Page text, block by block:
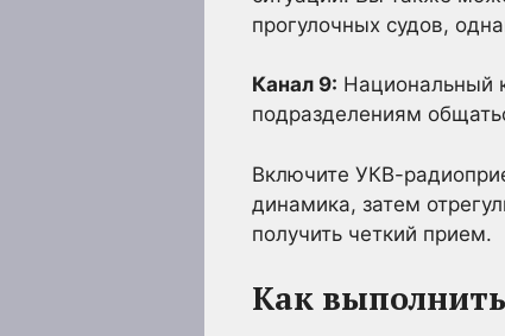
прогулочных судов,
Канал 9: Национальный
подразделениям
Включите УКВ-
динамика, затем
получить четкий прием.
Как